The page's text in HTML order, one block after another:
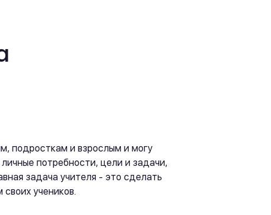
подросткам и взрослым и могу
потребности, цели и задачи,
задача учителя - это сделать
учеников.